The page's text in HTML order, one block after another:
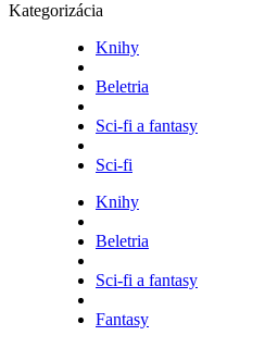
Kategorizácia
Knihy
Beletria
Sci-fi a fantasy
Sci-fi
Knihy
Beletria
Sci-fi a fantasy
Fantasy